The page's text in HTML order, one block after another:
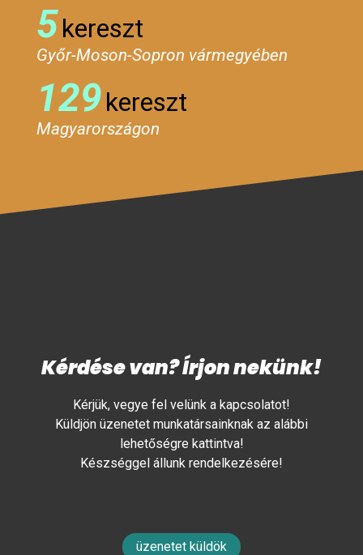
5kereszt
Győr-Moson-Sopron vármegyében
129kereszt
Magyarországon
Kérdése van? Írjon nekünk!
Kérjük, vegye fel velünk a kapcsolatot!
Küldjön üzenetet munkatársainknak az alábbi
lehetőségre kattintva!
Készséggel állunk rendelkezésére!
üzenetet küldök